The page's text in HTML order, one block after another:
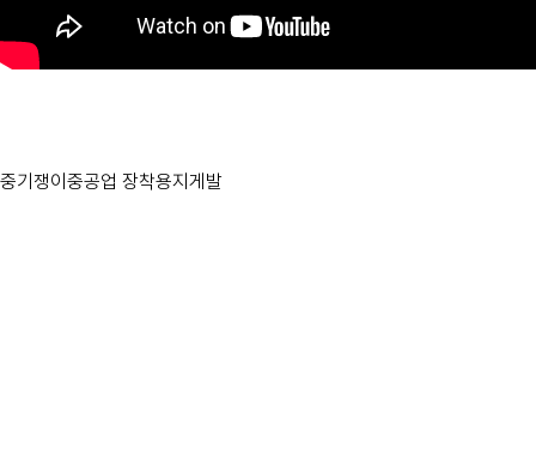
중기쟁이중공업 장착용지게발